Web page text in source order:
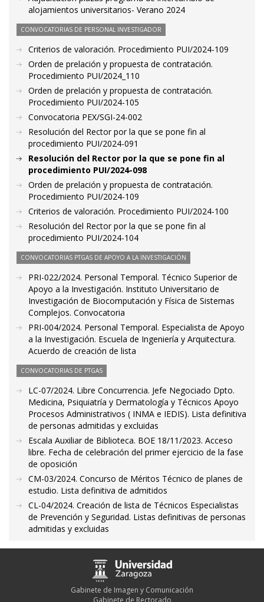
alojamientos universitarios- Verano 2024
CONVOCATORIAS DE PERSONAL INVESTIGADOR
Criterios de valoración. Procedimiento PUI/2024-109
Orden de prelación y propuesta de contratación.
Procedimiento PUI/2024_110
Orden de prelación y propuesta de contratación.
Procedimiento PUI/2024-105
Convocatoria PEX/SGI-24-002
Resolución del Rector por la que se pone fin al
procedimiento PUI/2024-091
Resolución del Rector por la que se pone fin al
procedimiento PUI/2024-098
Orden de prelación y propuesta de contratación.
Procedimiento PUI/2024-109
Criterios de valoración. Procedimiento PUI/2024-100
Resolución del Rector por la que se pone fin al
procedimiento PUI/2024-104
CONVOCATORIAS PTGAS DE APOYO A LA INVESTIGACIÓN
PRI-022/2024. Personal Temporal. Técnico Superior de
Apoyo a la Investigación. Instituto Universitario de
Investigación de Biocomputación y Física de Sistemas
Complejos. Convocatoria
PRI-004/2024. Personal Temporal. Especialista de Apoyo
a la Investigación. Escuela de Ingeniería y Arquitectura.
Acuerdo de creación de lista
CONVOCATORIAS DE PTGAS
LC-07/2024. Libre Concurrencia. Jefe Negociado Dpto.
Medicina, Psiquiatría y Dermatología y Técnicos Apoyo
Procesos Administrativos ( INMA e IEDIS). Lista definitiva
de personas admitidas y excluidas
Escala Auxiliar de Biblioteca. BOE 18/11/2023. Acceso
libre. Fecha de celebración del primer ejercicio de la fase
de oposición
CM-03/2024. Concurso de Méritos Técnico de planes de
estudio. Lista definitiva de admitidos
CL-04/2024. Creación de lista de Técnicos Especialistas
de Prevención y Seguridad. Listas definitivas de personas
admitidas y excluidas
Gabinete de Imagen y Comunicación
Gabinete de Rectorado